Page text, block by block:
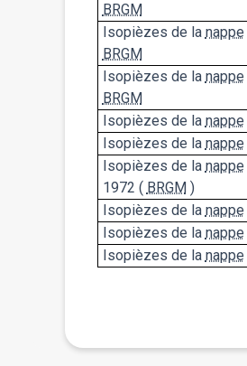
BRGM
Isopièzes de la nappe
BRGM
Isopièzes de la nappe
BRGM
Isopièzes de la nappe
Isopièzes de la nappe
Isopièzes de la nappe
1972 ( BRGM )
Isopièzes de la nappe
Isopièzes de la nappe
Isopièzes de la nappe